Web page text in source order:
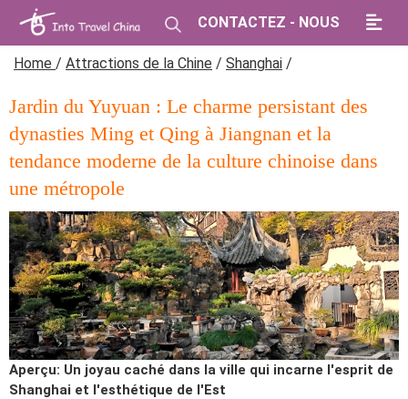
CONTACTEZ - NOUS
Home / Attractions de la Chine / Shanghai /
Jardin du Yuyuan : Le charme persistant des
dynasties Ming et Qing à Jiangnan et la
tendance moderne de la culture chinoise dans
une métropole
Aperçu: Un joyau caché dans la ville qui incarne l'esprit de
Shanghai et l'esthétique de l'Est